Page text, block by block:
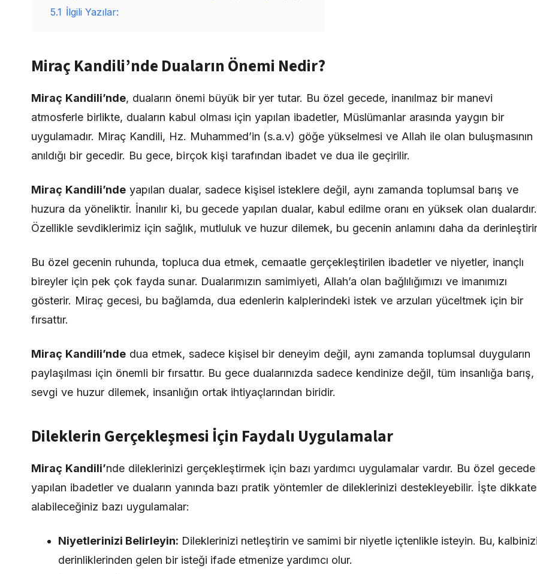
5.1 İlgili Yazılar:
Miraç Kandili’nde Duaların Önemi Nedir?
Miraç Kandili’nde, duaların önemi büyük bir yer tutar. Bu özel gecede, inanılmaz bir manevi
atmosferle birlikte, duaların kabul olması için yapılan ibadetler, Müslümanlar arasında yaygın bir
uygulamadır. Miraç Kandili, Hz. Muhammed’in (s.a.v) göğe yükselmesi ve Allah ile olan buluşmasının
anıldığı bir gecedir. Bu gece, birçok kişi tarafından ibadet ve dua ile geçirilir.
Miraç Kandili’ndeyapılan dualar, sadece kişisel isteklere değil, aynı zamanda toplumsal barış ve
huzura da yöneliktir. İnanılır ki, bu gecede yapılan dualar, kabul edilme oranı en yüksek olan dualardır.
Özellikle sevdiklerimiz için sağlık, mutluluk ve huzur dilemek, bu gecenin anlamını daha da
Bu özel gecenin ruhunda, topluca dua etmek, cemaatle gerçekleştirilen ibadetler ve niyetler, inançlı
bireyler için pek çok fayda sunar. Dualarımızın samimiyeti, Allah’a olan bağlılığımızı ve imanımızı
gösterir. Miraç gecesi, bu bağlamda, dua edenlerin kalplerindeki istek ve arzuları yüceltmek için bir
fırsattır.
Miraç Kandili’ndedua etmek, sadece kişisel bir deneyim değil, aynı zamanda toplumsal duyguların
paylaşılması için önemli bir fırsattır. Bu gece dualarınızda sadece kendinize değil, tüm insanlığa barış,
sevgi ve huzur dilemek, insanlığın ortak ihtiyaçlarından biridir.
Dileklerin Gerçekleşmesi İçin Faydalı Uygulamalar
Miraç Kandili’nde dileklerinizi gerçekleştirmek için bazı yardımcı uygulamalar vardır. Bu özel gecede
yapılan ibadetler ve duaların yanında bazı pratik yöntemler de dileklerinizi destekleyebilir. İşte dikkate
alabileceğiniz bazı uygulamalar:
Niyetlerinizi Belirleyin: Dileklerinizi netleştirin ve samimi bir niyetle içtenlikle isteyin. Bu,
derinliklerinden gelen bir isteği ifade etmenize yardımcı olur.